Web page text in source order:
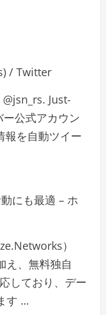
/ Twitter
Just-
公式アカウン
報を自動ツイー
にも最適 – ホ
）
え、無料独自
しており、デー
す …